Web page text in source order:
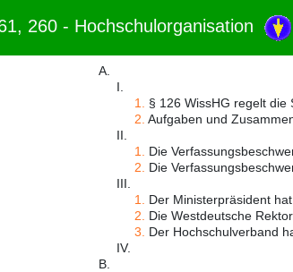
260 - Hochschulorganisation
A.
I.
1.
§ 126 WissHG regelt die
2. Aufgaben und
II.
1.
Die
2.
Die
III.
1.
Der Ministerpräsident
2.
Die Westdeutsche
3.
Der Hochschulverband
IV.
B.